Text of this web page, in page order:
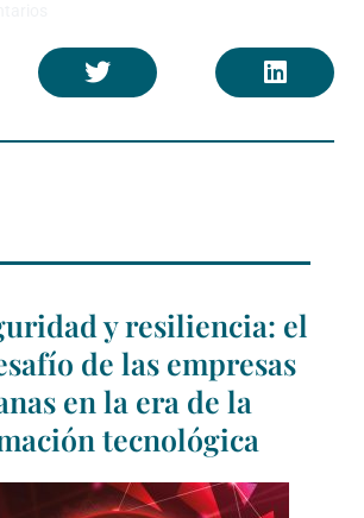
y resiliencia: el
de las empresas
en la era de la
tecnológica